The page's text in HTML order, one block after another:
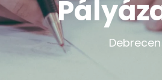
Debrecen